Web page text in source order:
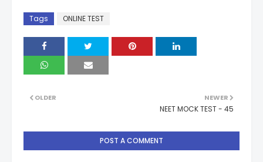
Tags ONLINE TEST
NEWER
NEET MOCK TEST - 45
OLDER
POST A COMMENT